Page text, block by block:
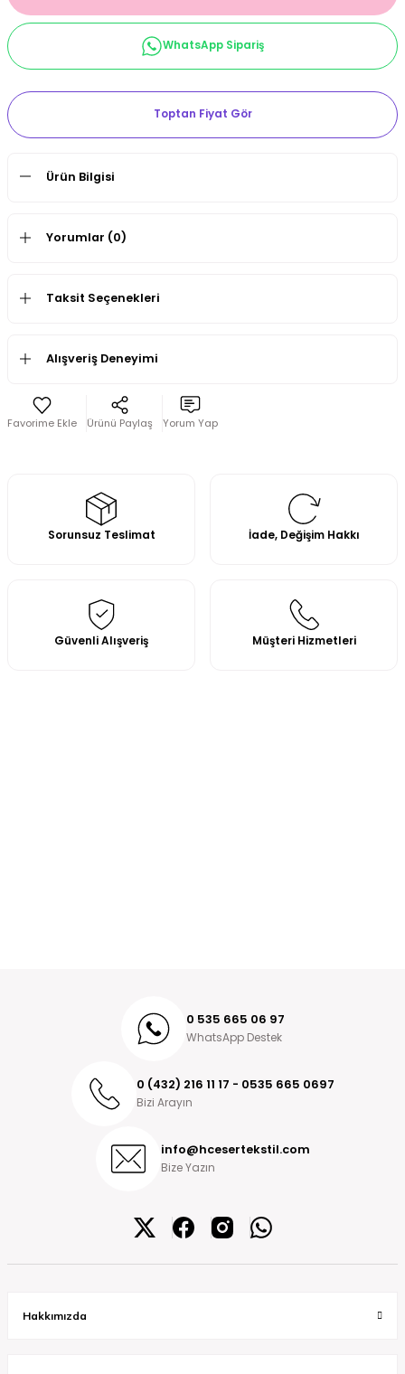
WhatsApp Sipariş
Toptan Fiyat Gör
Ürün Bilgisi
Yorumlar (0)
Taksit Seçenekleri
Alışveriş Deneyimi
Ürünü Paylaş Yorum Yap
Sorunsuz Teslimat İade, Değişim Hakkı
Güvenli Alışveriş Müşteri Hizmetleri
0 535 665 06 97
WhatsApp Destek
0 (432) 216 11 17 - 0535 665 0697
Bizi Arayın
info@hcesertekstil.com
Bize Yazın
Hakkımızda